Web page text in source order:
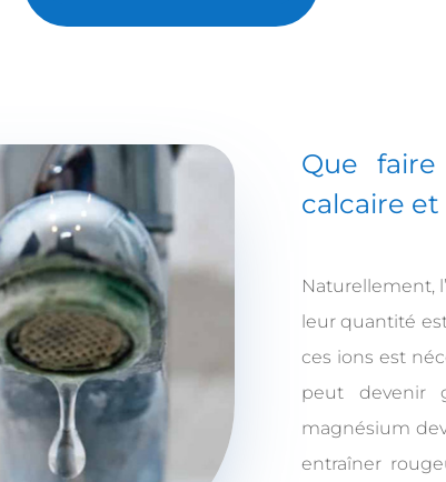
Que
calcaire
Naturellement,
leur quantité
ces ions est
peut devenir
magnésium
entraîner